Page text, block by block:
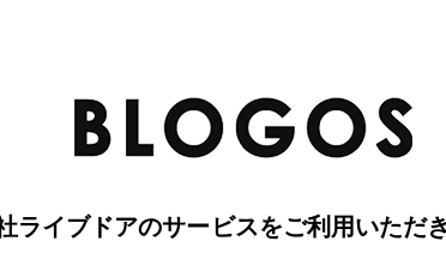
ライブドアのサービスをご利用いただ